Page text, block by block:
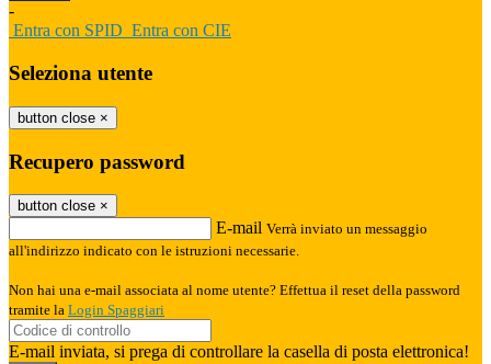
-
Entra con SPID Entra con CIE
Seleziona utente
button close ×
Recupero password
button close ×
E-mail Verrà inviato un messaggio
all'indirizzo indicato con le istruzioni necessarie.
Non hai una e-mail associata al nome utente? Effettua il reset della password
tramite la Login Spaggiari
E-mail inviata, si prega di controllare la casella di posta elettronica!